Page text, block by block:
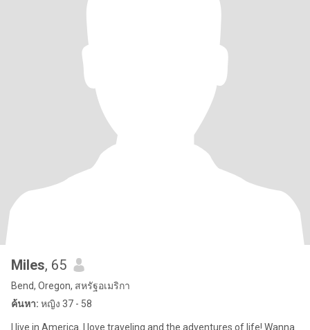
Miles, 65
Bend, Oregon, สหรัฐอเมริกา
ค้นหา: หญิง 37 - 58
I live in America. I love traveling and the adventures of life! Wanna